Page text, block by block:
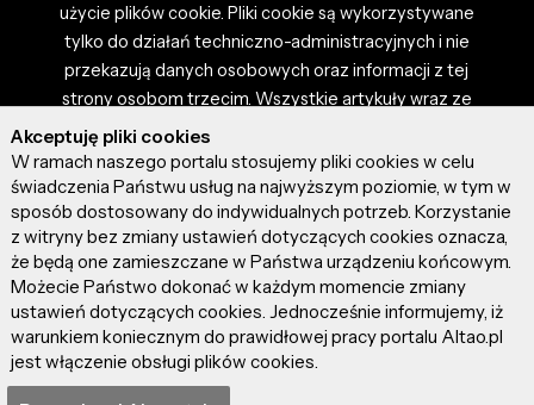
użycie plików cookie. Pliki cookie są wykorzystywane
tylko do działań techniczno-administracyjnych i nie
przekazują danych osobowych oraz informacji z tej
strony osobom trzecim. Wszystkie artykuły wraz ze
zdjęciami i materiałami dostępnymi na portalu są
własnością użytkowników. Administrator i właściciel
portalu nie ponosi odpowiedzialności za tresci
prezentowane przez autorów artykułów. Dodając
artykuł, zgadzasz się z regulaminem portalu oraz
ponosisz odpowiedzialność za wszystkie materiały
umieszczone przez Ciebie na stronie altao.pl.
Szczegóły dostępne w regulaminie portalu.
© 2026 altao.pl. Wszystkie prawa zastrzeżone.
Akceptuję pliki cookies
W ramach naszego portalu stosujemy pliki cookies w celu
świadczenia Państwu usług na najwyższym poziomie, w tym w
sposób dostosowany do indywidualnych potrzeb. Korzystanie
z witryny bez zmiany ustawień dotyczących cookies oznacza,
że będą one zamieszczane w Państwa urządzeniu końcowym.
Możecie Państwo dokonać w każdym momencie zmiany
ustawień dotyczących cookies. Jednocześnie informujemy, iż
warunkiem koniecznym do prawidłowej pracy portalu Altao.pl
jest włączenie obsługi plików cookies.